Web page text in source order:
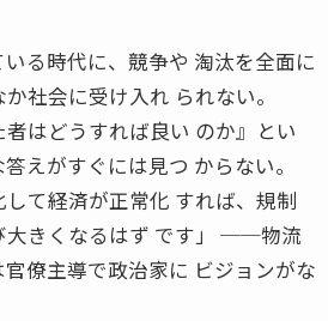
る時代に、競争や 淘汰を全面に
社会に受け入れ られない。
者はどうすれば良い のか』とい
えがすぐには見つ からない。
て経済が正常化 すれば、規制
大きくなるはず です」 ──物流
僚主導で政治家に ビジョンがな